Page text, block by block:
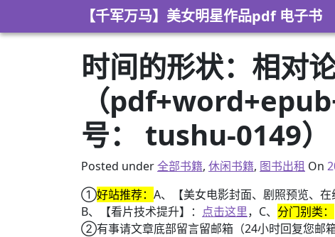
【千军万马】美女明星作品pdf 电子书
时间的形状：相对
（
号： tushu-0149）
Posted under全部书籍, 休闲书籍, 图书出租 On
①好站推荐： A、【美女电影封面、剧照预览、在
B、【看片技术提升】： 点击这里，C、 分门别类：
②有事请文章底部留言留邮箱（24小时回复您邮箱